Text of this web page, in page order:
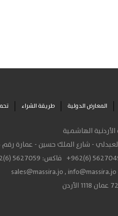
المعارض الدولية طريقة الشراء
الهاشمية
- شارع الملك حسين - عمارة رقم 185
+962(6) فاكس: 5627059
sales@massira.jo,info@massira.jo